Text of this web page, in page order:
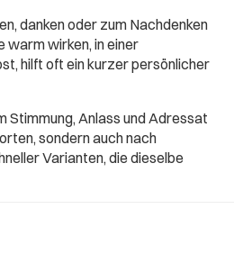
danken oder zum Nachdenken
warm wirken, in einer
hilft oft ein kurzer persönlicher
Stimmung, Anlass und Adressat
sondern auch nach
Varianten, die dieselbe